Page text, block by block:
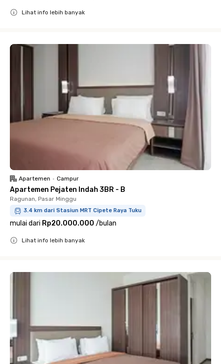
Lihat info lebih banyak
Apartemen • Campur
Apartemen Pejaten Indah 3BR - B
Ragunan, Pasar Minggu
3.4 km dari Stasiun MRT Cipete Raya Tuku
mulai dari Rp20.000.000 /bulan
Lihat info lebih banyak